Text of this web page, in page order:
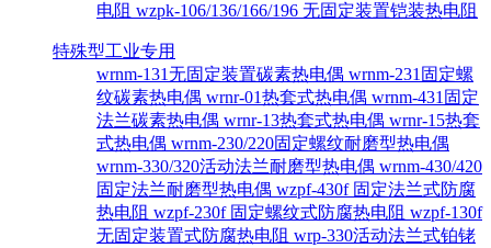
电阻 wzpk-106/136/166/196 无固定装置铠装热电阻
特殊型工业专用
wrnm-131无固定装置碳素热电偶 wrnm-231固定螺
纹碳素热电偶 wrnr-01热套式热电偶 wrnm-431固定
法兰碳素热电偶 wrnr-13热套式热电偶 wrnr-15热套
式热电偶 wrnm-230/220固定螺纹耐磨型热电偶
wrnm-330/320活动法兰耐磨型热电偶 wrnm-430/420
固定法兰耐磨型热电偶 wzpf-430f 固定法兰式防腐
热电阻 wzpf-230f 固定螺纹式防腐热电阻 wzpf-130f
无固定装置式防腐热电阻 wrp-330活动法兰式铂铑